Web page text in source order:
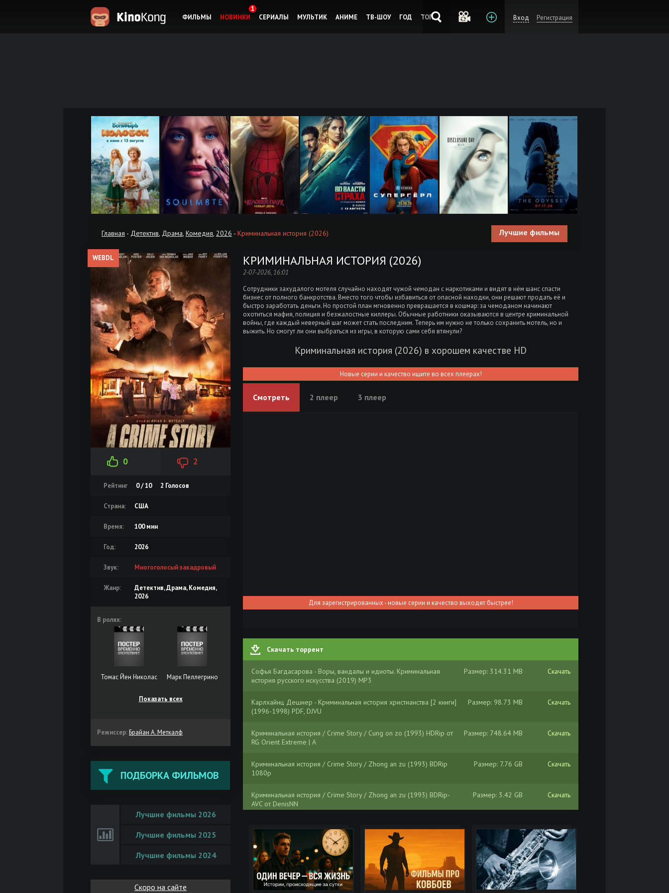
ФИЛЬМЫ НОВИНКИ
1
СЕРИАЛЫ
МУЛЬТИК АНИМЕ ТВ-ШОУ ГОД ТОП Вход Регистрация
Главная - Детектив, Драма, Комедия, 2026 - Криминальная история (2026) Лучшие фильмы
WEBDL
0 2
Рейтинг 0 / 10 2 Голосов
Страна: США
Время: 100 мин
Год: 2026
Звук: Многоголосый закадровый
Жанр:
Детектив, Драма, Комедия,
2026
В ролях:
Томас Йен Николас Марк Пеллегрино
Показать всех
Режиссер:Брайан А. Меткалф
ПОДБОРКА ФИЛЬМОВ
Лучшие фильмы 2026
Лучшие фильмы 2025
Лучшие фильмы 2024
Скоро на сайте
КРИМИНАЛЬНАЯ ИСТОРИЯ (2026)
2-07-2026, 16:01
Сотрудники захудалого мотеля случайно находят чужой чемодан с наркотиками и видят в нём шанс спасти
бизнес от полного банкротства. Вместо того чтобы избавиться от опасной находки, они решают продать её и
быстро заработать деньги. Но простой план мгновенно превращается в кошмар: за чемоданом начинают
охотиться мафия, полиция и безжалостные киллеры. Обычные работники оказываются в центре криминальной
войны, где каждый неверный шаг может стать последним. Теперь им нужно не только сохранить мотель, но и
выжить. Но смогут ли они выбраться из игры, в которую сами себя втянули?
Криминальная история (2026) в хорошем качестве HD
Новые серии и качество ищите во всех плеерах!
Смотреть 2 плеер 3 плеер
Для зарегистрированных - новые серии и качество выходят быстрее!
Скачать торрент
Софья Багдасарова - Воры, вандалы и идиоты. Криминальная
история русского искусства (2019) МР3
Размер: 314.31 MB Скачать
Карлхайнц Дешнер - Криминальная история христианства [2 книги]
(1996-1998) PDF, DJVU
Размер: 98.73 MB Скачать
Криминальная история / Crime Story / Cung on zo (1993) HDRip от
RG Orient Extreme | A
Размер: 748.64 MB Скачать
Криминальная история / Crime Story / Zhong an zu (1993) BDRip
1080p
Размер: 7.76 GB Скачать
Криминальная история / Crime Story / Zhong an zu (1993) BDRip-
AVC от DenisNN
Размер: 3.42 GB Скачать
HQCLUB
Криминальная история / Jung on zo / Crime Story (1993) BDRip
[AV1/2160p] [4K, SDR, 10-bit] [handmade Upscale AI]
Размер: 7.08 GB Скачать
Криминальная история / The Last Job / Crime Story (2021) WEB-
Размер: 4.51 GB Скачать